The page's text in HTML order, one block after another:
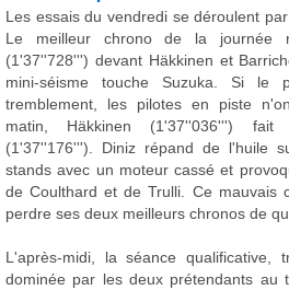
Les essais du vendredi se déroulent
Le meilleur chrono de la journée
(1'37''728''') devant Häkkinen et
mini-séisme touche Suzuka. Si le
tremblement, les pilotes en piste
matin, Häkkinen (1'37''036''') fait
(1'37''176'''). Diniz répand de l'huile
stands avec un moteur cassé et
de Coulthard et de Trulli. Ce mauvais
perdre ses deux meilleurs chronos de
L'après-midi, la séance qualificative,
dominée par les deux prétendants au